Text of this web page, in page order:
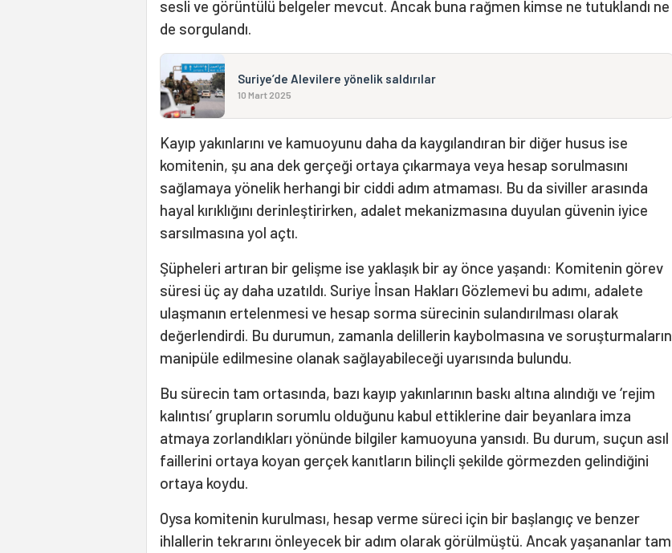
sesli ve görüntülü belgeler mevcut. Ancak buna rağmen kimse ne tutuklandı ne
de sorgulandı.
Suriye’de Alevilere yönelik saldırılar
10 Mart 2025
Kayıp yakınlarını ve kamuoyunu daha da kaygılandıran bir diğer husus ise
komitenin, şu ana dek gerçeği ortaya çıkarmaya veya hesap sorulmasını
sağlamaya yönelik herhangi bir ciddi adım atmaması. Bu da siviller arasında
hayal kırıklığını derinleştirirken, adalet mekanizmasına duyulan güvenin iyice
sarsılmasına yol açtı.
Şüpheleri artıran bir gelişme ise yaklaşık bir ay önce yaşandı: Komitenin görev
süresi üç ay daha uzatıldı. Suriye İnsan Hakları Gözlemevi bu adımı, adalete
ulaşmanın ertelenmesi ve hesap sorma sürecinin sulandırılması olarak
değerlendirdi. Bu durumun, zamanla delillerin kaybolmasına ve soruşturmaların
manipüle edilmesine olanak sağlayabileceği uyarısında bulundu.
Bu sürecin tam ortasında, bazı kayıp yakınlarının baskı altına alındığı ve ‘rejim
kalıntısı’ grupların sorumlu olduğunu kabul ettiklerine dair beyanlara imza
atmaya zorlandıkları yönünde bilgiler kamuoyuna yansıdı. Bu durum, suçun asıl
faillerini ortaya koyan gerçek kanıtların bilinçli şekilde görmezden gelindiğini
ortaya koydu.
Oysa komitenin kurulması, hesap verme süreci için bir başlangıç ve benzer
ihlallerin tekrarını önleyecek bir adım olarak görülmüştü. Ancak yaşananlar tam